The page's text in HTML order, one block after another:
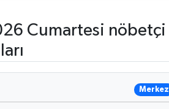
Cumartesi nöbetçi
Merkez